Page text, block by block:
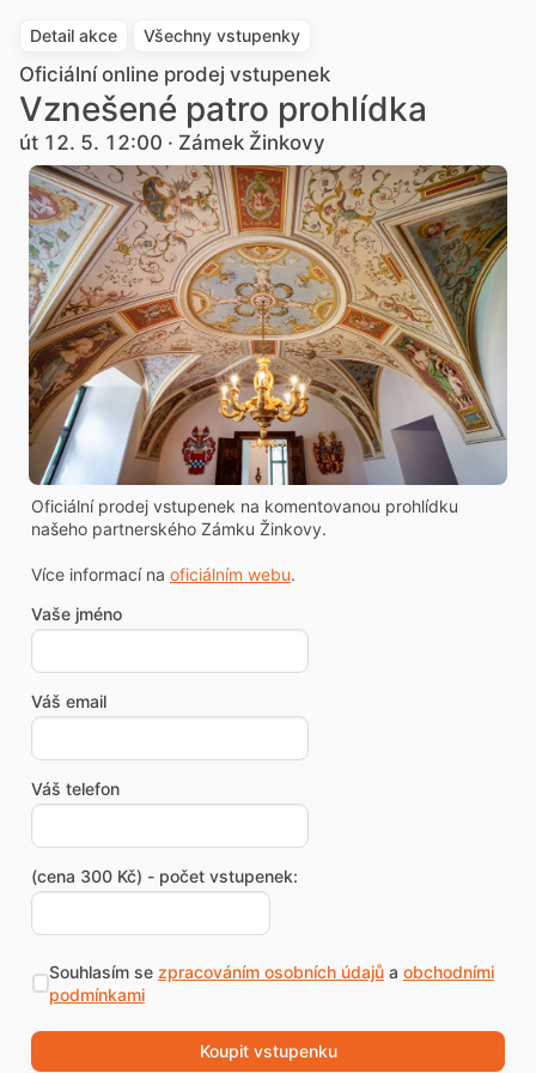
Detail akce Všechny vstupenky
Oficiální online prodej vstupenek
Vznešené patro prohlídka
út 12. 5. 12:00 · Zámek Žinkovy
Oficiální prodej vstupenek na komentovanou prohlídku
našeho partnerského Zámku Žinkovy.
Více informací na oficiálním webu.
Vaše jméno
Váš email
Váš telefon
(cena 300 Kč) - počet vstupenek:
Souhlasím se zpracováním osobních údajůa obchodními
podmínkami
Koupit vstupenku